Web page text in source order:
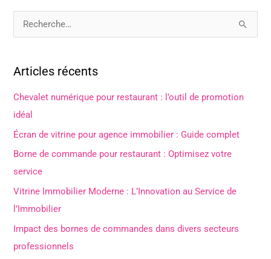
h
e
r
c
h
Articles récents
Chevalet numérique pour restaurant : l’outil de promotion
idéal
Écran de vitrine pour agence immobilier : Guide complet
Borne de commande pour restaurant : Optimisez votre
service
Vitrine Immobilier Moderne : L’Innovation au Service de
l’Immobilier
Impact des bornes de commandes dans divers secteurs
professionnels